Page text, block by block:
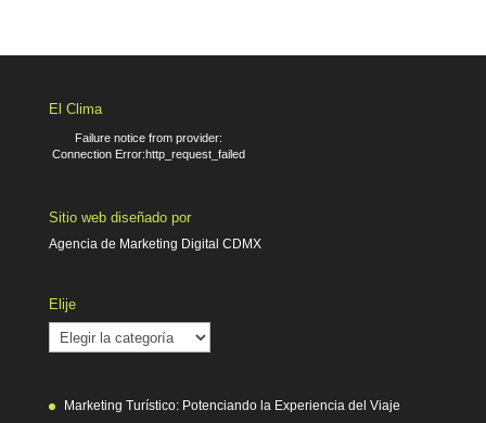
El Clima
Failure notice from provider:
Connection Error:http_request_failed
Sitio web diseñado por
Agencia de Marketing Digital CDMX
Elije
Elije
Marketing Turístico: Potenciando la Experiencia del Viaje